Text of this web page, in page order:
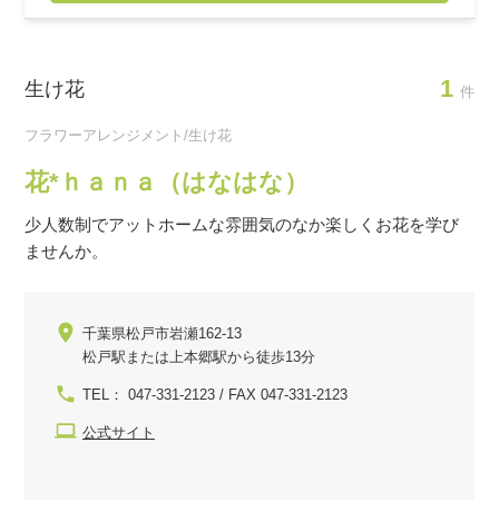
生け花 1 件
フラワーアレンジメント/生け花
花*ｈａｎａ（はなはな）
少人数制でアットホームな雰囲気のなか楽しくお花を学び
ませんか。
千葉県松戸市岩瀬162-13
松戸駅または上本郷駅から徒歩13分
TEL： 047-331-2123 / FAX 047-331-2123
公式サイト